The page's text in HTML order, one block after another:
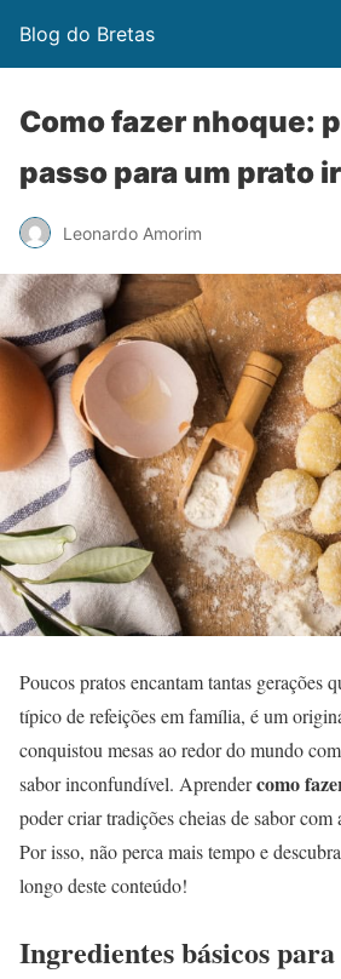
Blog do Bretas
Como fazer nhoque:
passo para um prato
Leonardo Amorim
Poucos pratos encantam tantas gerações
típico de refeições em família, é um
conquistou mesas ao redor do mundo
sabor inconfundível. Aprendercomo
poder criar tradições cheias de sabor
Por isso, não perca mais tempo e
longo deste conteúdo!
Ingredientes básicos